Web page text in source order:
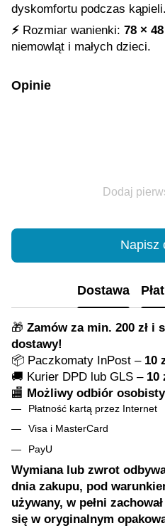
dyskomfortu podczas kąpieli.
⚡️ Rozmiar wanienki: 78 ×
niemowląt i małych dzieci.
Opinie
Dodaj
Napisz
Dostawa
🎁 Zamów za min. 200 zł i
dostawy!
📦 Paczkomaty InPost – 10
🚚 Kurier DPD lub GLS – 10
🏬 Możliwy odbiór
Płatność kartą przez Internet
Visa i MasterCard
PayU
Wymiana lub zwrot
dnia zakupu, pod
używany, w pełni
się w oryginalnym